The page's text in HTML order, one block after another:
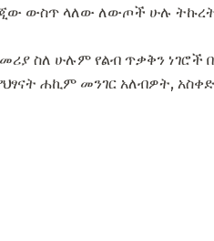
ውስጥ ላለው ለውጦች ሁሉ
ስለ ሁሉም የልብ ጥቃቅን ነገሮች
ሐኪም መንገር አለብዎት,